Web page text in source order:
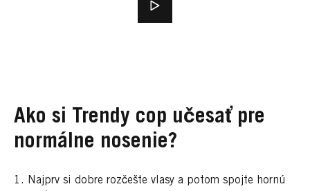
Ako si Trendy cop učesať pre
normálne nosenie?
Najprv si dobre rozčešte vlasy a potom spojte hornú